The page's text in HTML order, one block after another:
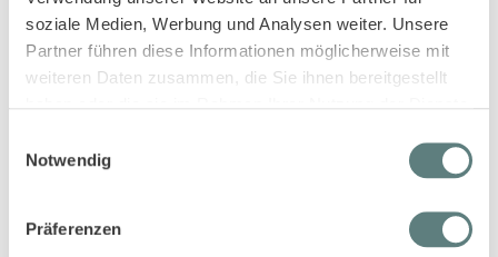
soziale Medien, Werbung und Analysen weiter. Unsere
Partner führen diese Informationen möglicherweise mit
weiteren Daten zusammen, die Sie ihnen bereitgestellt
Notwendig
Präferenzen
Mädchen Schlafanzug blau-weiß
geringelt, Modell JUNIS
Mädchen Schlafanzug rosa
geringelt, Modell LONG JOHN